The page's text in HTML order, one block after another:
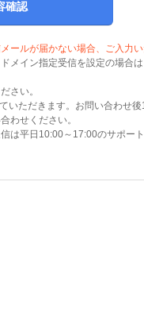
ールが届かない場合、ご入力
ドメイン指定受信を設定の場合
さい。
ただきます。お問い合わせ
わせください。
は平日10:00～17:00のサポー